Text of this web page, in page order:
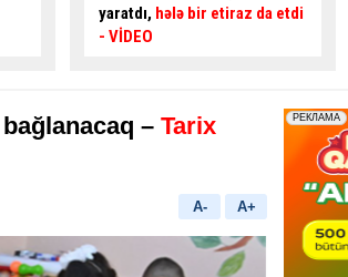
qadın sürücüsakinləri
boğaza yığdı
– Tarix
A- A+